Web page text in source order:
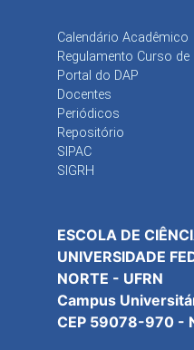
Calendário Acadêmico
Regulamento Curso
Portal do DAP
Docentes
Periódicos
Repositório
SIPAC
SIGRH
ESCOLA DE
UNIVERSIDADE
NORTE - UFRN
Campus
CEP 59078-970 -